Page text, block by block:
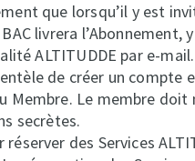
que lorsqu’il y est
livrera l’Abonnement,
ALTITUDDE par e-mail.
de créer un compte
Membre. Le membre
secrètes.
des Services